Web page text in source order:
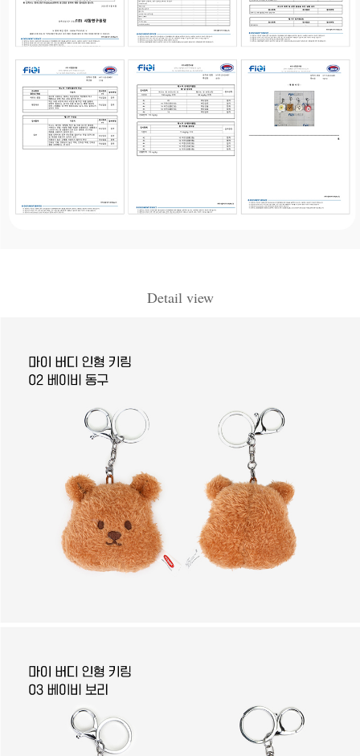
Detail view